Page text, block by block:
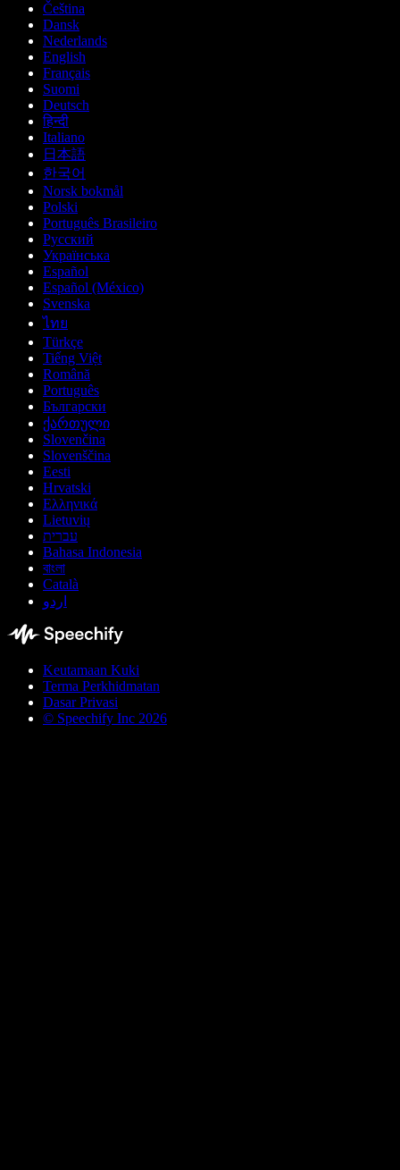
Čeština
Dansk
Nederlands
English
Français
Suomi
Deutsch
हिन्दी
Italiano
日本語
한국어
Norsk bokmål
Polski
Português Brasileiro
Русский
Українська
Español
Español (México)
Svenska
ไทย
Türkçe
Tiếng Việt
Română
Português
Български
ქართული
Slovenčina
Slovenščina
Eesti
Hrvatski
Ελληνικά
Lietuvių
עברית
Bahasa Indonesia
বাংলা
Català
اردو
Keutamaan Kuki
Terma Perkhidmatan
Dasar Privasi
© Speechify Inc 2026